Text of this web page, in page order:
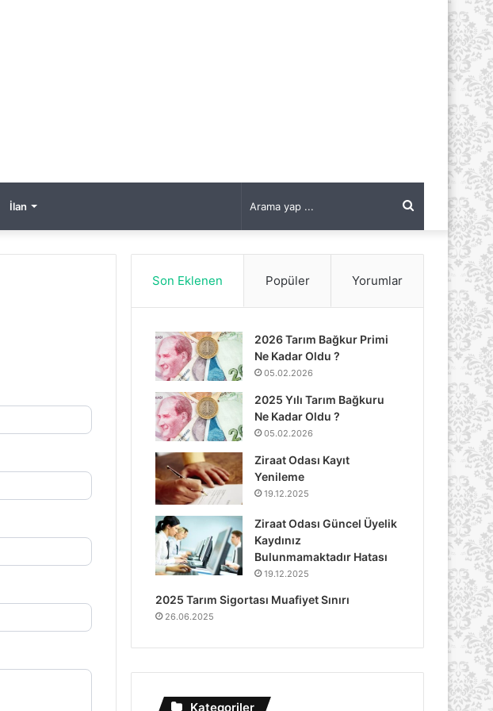
İlan Arama
yap
Son Eklenen Popüler Yorumlar
2026 Tarım Bağkur Primi
Ne Kadar Oldu ?
05.02.2026
2025 Yılı Tarım Bağkuru
Ne Kadar Oldu ?
05.02.2026
Ziraat Odası Kayıt
Yenileme
19.12.2025
Ziraat Odası Güncel Üyelik
Kaydınız
Bulunmamaktadır Hatası
19.12.2025
2025 Tarım Sigortası Muafiyet Sınırı
26.06.2025
Kategoriler